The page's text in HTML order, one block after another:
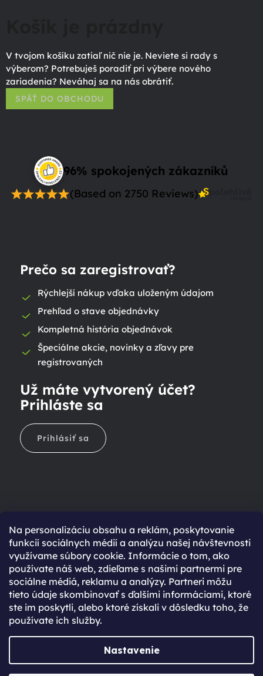
Na personalizáciu obsahu a reklám, poskytovanie
funkcií sociálnych médií a analýzu našej návštevnosti
využívame súbory cookie. Informácie o tom, ako
používate náš web, zdieľame s našimi partnermi pre
sociálne médiá, reklamu a analýzy. Partneri môžu
tieto údaje skombinovať s ďalšími informáciami, ktoré
ste im poskytli, alebo ktoré získali v dôsledku toho, že
používate ich služby.
Nastavenie
V tvojom košíku zatiaľ nič nie je. Neviete si rady s
výberom? Potrebuješ poradiť pri výbere nového
zariadenia? Neváhaj sa na nás obrátiť.
SPÄŤ DO OBCHODU
96% spokojených zákazníků
(Based on 2750 Reviews)
Prečo sa zaregistrovať?
Rýchlejší nákup vďaka uloženým údajom
Prehľad o stave objednávky
Kompletná história objednávok
Špeciálne akcie, novinky a zľavy pre
registrovaných
Už máte vytvorený účet?
Prihláste sa
Prihlásiť sa
Ešte nemáte účet?
Rýchlejší nákup vďaka uloženým údajom
Prehľad o stave objednávky
Kompletná história objednávok
Špeciálne akcie, novinky a zľavy pre registrovaných
Vytvoril Shoptet Premium